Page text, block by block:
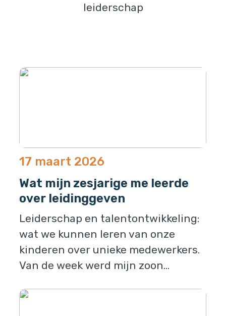
leiderschap
17 maart 2026
Wat mijn zesjarige me leerde
over leidinggeven
Leiderschap en talentontwikkeling:
wat we kunnen leren van onze
kinderen over unieke medewerkers.
Van de week werd mijn zoon...